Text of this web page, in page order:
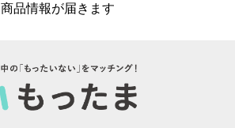
商品情報が届きます